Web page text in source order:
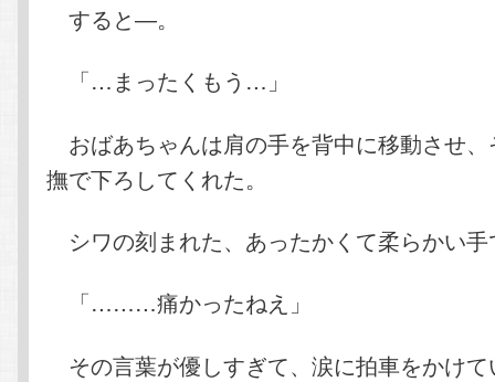
すると―。
「…まったくもう…」
おばあちゃんは肩の手を背中に移動させ
撫で下ろしてくれた。
シワの刻まれた、あったかくて柔らか
「………痛かったねえ」
その言葉が優しすぎて、涙に拍車をかけて